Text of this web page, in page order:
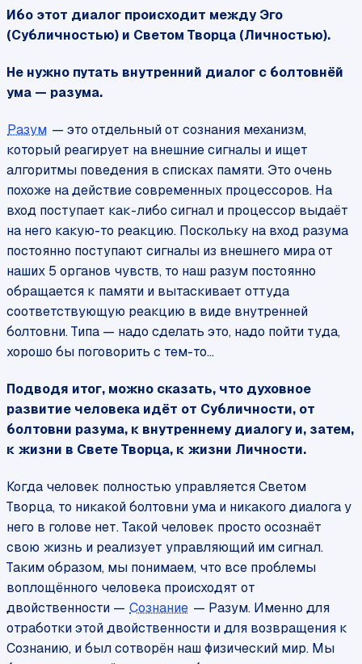
Ибо этот диалог происходит между Эго
(Субличностью) и Светом Творца (Личностью).
Не нужно путать внутренний диалог с болтовнёй
ума — разума.
Разум — это отдельный от сознания механизм,
который реагирует на внешние сигналы и ищет
алгоритмы поведения в списках памяти. Это очень
похоже на действие современных процессоров. На
вход поступает как-либо сигнал и процессор выдаёт
на него какую-то реакцию. Поскольку на вход разума
постоянно поступают сигналы из внешнего мира от
наших 5 органов чувств, то наш разум постоянно
обращается к памяти и вытаскивает оттуда
соответствующую реакцию в виде внутренней
болтовни. Типа — надо сделать это, надо пойти туда,
хорошо бы поговорить с тем-то…
Подводя итог, можно сказать, что духовное
развитие человека идёт от Субличности, от
болтовни разума, к внутреннему диалогу и, затем,
к жизни в Свете Творца, к жизни Личности.
Когда человек полностью управляется Светом
Творца, то никакой болтовни ума и никакого диалога у
него в голове нет. Такой человек просто осознаёт
свою жизнь и реализует управляющий им сигнал.
Таким образом, мы понимаем, что все проблемы
воплощённого человека происходят от
двойственности — Сознание — Разум. Именно для
отработки этой двойственности и для возвращения к
Сознанию, и был сотворён наш физический мир. Мы